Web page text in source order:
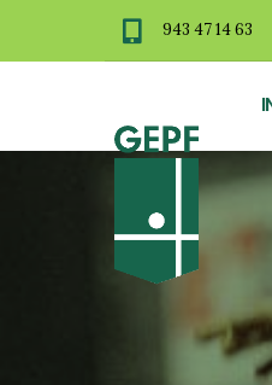
943 47 14 63